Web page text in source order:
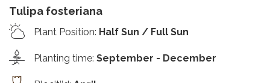
Tulipa fosteriana
Plant Position: Half Sun / Full Sun
Planting time: September - December